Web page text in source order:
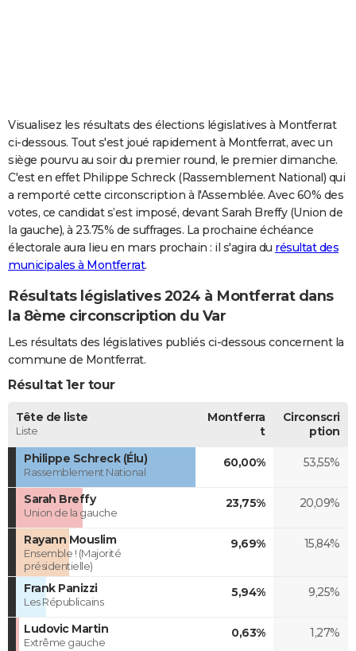
Carte de Noël
Carte Bonne année
Carte Saint-Valentin
Carte Pâques
Carte d'anniversaire
DICTIONNAIRE
Dictionnaire
Biographies
Citations
Expressions
Proverbes
PROGRAMME TV
COPAINS D'AVANT
S'inscrire
Se connecter
Lycées
Collèges
Primaires
Universités
Entreprises
Service militaire
Avis de recherche
AVIS DE DÉCÈS
Visualisez les résultats des élections législatives à Montferrat
ci-dessous. Tout s'est joué rapidement à Montferrat, avec un
siège pourvu au soir du premier round, le premier dimanche.
C'est en effet Philippe Schreck (Rassemblement National) qui
a remporté cette circonscription à l'Assemblée. Avec 60% des
votes, ce candidat s’est imposé, devant Sarah Breffy (Union de
la gauche), à 23.75% de suffrages. La prochaine échéance
électorale aura lieu en mars prochain : il s'agira du résultat des
municipales à Montferrat.
Résultats législatives 2024 à Montferrat dans
la 8ème circonscription du Var
Les résultats des législatives publiés ci-dessous concernent la
commune de Montferrat.
Résultat 1er tour
Tête de liste
Liste
Montferra
t
Circonscri
ption
Philippe Schreck (Élu)
Rassemblement National
60,00% 53,55%
Sarah Breffy
Union de la gauche
23,75% 20,09%
Rayann Mouslim
Ensemble ! (Majorité
présidentielle)
9,69% 15,84%
Frank Panizzi
Les Républicains
5,94% 9,25%
Ludovic Martin
Extrême gauche
0,63% 1,27%